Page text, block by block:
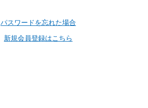
パスワードを忘れた場合
新規会員登録はこちら